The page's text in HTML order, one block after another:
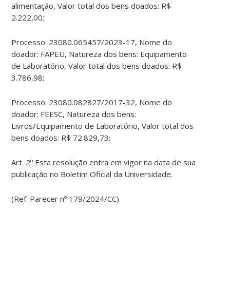
alimentação, Valor total dos bens doados: R$
2.222,00;
Processo: 23080.065457/2023-17, Nome do
doador: FAPEU, Natureza dos bens: Equipamento
de Laboratório, Valor total dos bens doados: R$
3.786,98;
Processo: 23080.082827/2017-32, Nome do
doador: FEESC, Natureza dos bens:
Livros/Equipamento de Laboratório, Valor total dos
bens doados: R$ 72.829,73;
Art. 2º Esta resolução entra em vigor na data de sua
publicação no Boletim Oficial da Universidade.
(Ref. Parecer nº 179/2024/CC)